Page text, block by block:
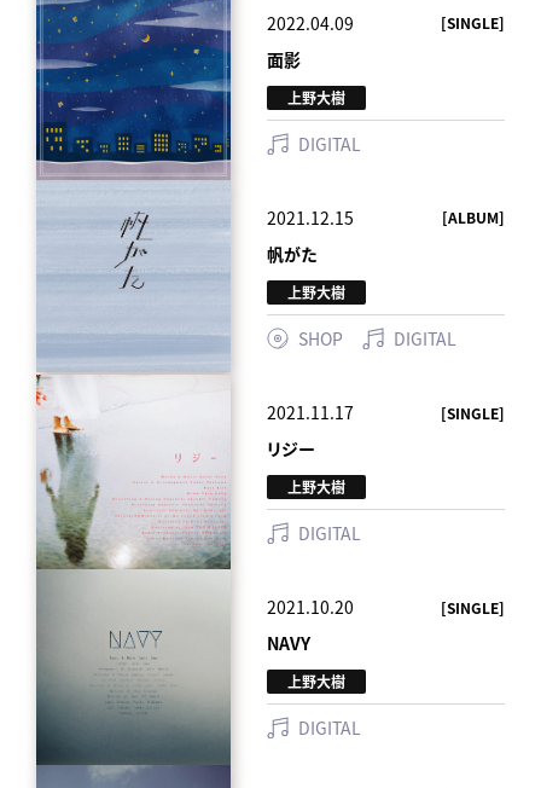
2022.04.09 [SINGLE]
面影
上野大樹
DIGITAL
2021.12.15 [ALBUM]
帆がた
上野大樹
SHOP DIGITAL
2021.11.17 [SINGLE]
リジー
上野大樹
DIGITAL
2021.10.20 [SINGLE]
NAVY
上野大樹
DIGITAL